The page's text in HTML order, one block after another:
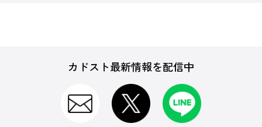
カドスト最新情報を配信中